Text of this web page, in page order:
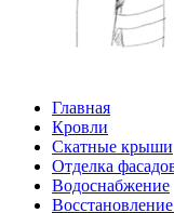
Главная
Кровли
Скатные крыши
Отделка
Водоснабжение